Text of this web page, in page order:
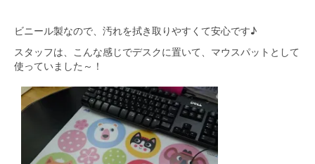
ビニール製なので、汚れを拭き取りやすくて安心です♪
スタッフは、こんな感じでデスクに置いて、マウスパットとして
使っていました～！